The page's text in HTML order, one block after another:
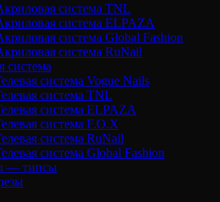
система TNL
система ELPAZA
система Global Fashion
система RuNail
система
система Vogue Nails
система TNL
система ELPAZA
система F.O.X
система RuNail
система Global Fashion
— типсы